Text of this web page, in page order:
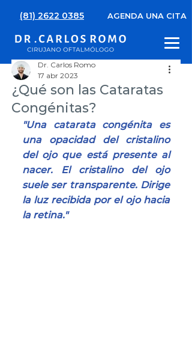
(81) 2622 0385 AGENDA UNA CITA
¿Qué son las Cataratas
Congénitas?
Dr. Carlos Romo
17 abr 2023
"Una catarata congénita es
una opacidad del cristalino
del ojo que está presente al
nacer. El cristalino del ojo
suele ser transparente. Dirige
la luz recibida por el ojo hacia
la retina."